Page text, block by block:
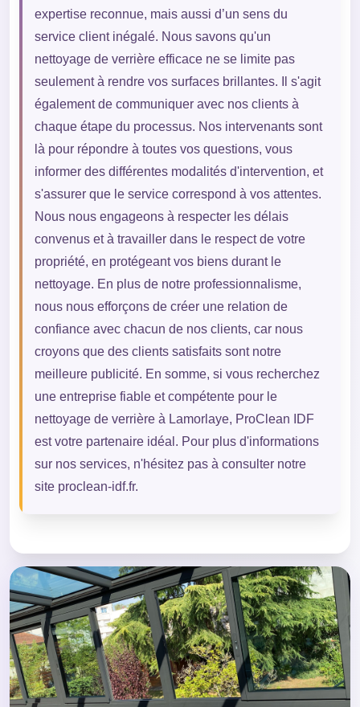
expertise reconnue, mais aussi d’un sens du
service client inégalé. Nous savons qu'un
nettoyage de verrière efficace ne se limite pas
seulement à rendre vos surfaces brillantes. Il s'agit
également de communiquer avec nos clients à
chaque étape du processus. Nos intervenants sont
là pour répondre à toutes vos questions, vous
informer des différentes modalités d'intervention, et
s'assurer que le service correspond à vos attentes.
Nous nous engageons à respecter les délais
convenus et à travailler dans le respect de votre
propriété, en protégeant vos biens durant le
nettoyage. En plus de notre professionnalisme,
nous nous efforçons de créer une relation de
confiance avec chacun de nos clients, car nous
croyons que des clients satisfaits sont notre
meilleure publicité. En somme, si vous recherchez
une entreprise fiable et compétente pour le
nettoyage de verrière à Lamorlaye, ProClean IDF
est votre partenaire idéal. Pour plus d'informations
sur nos services, n'hésitez pas à consulter notre
site proclean-idf.fr.